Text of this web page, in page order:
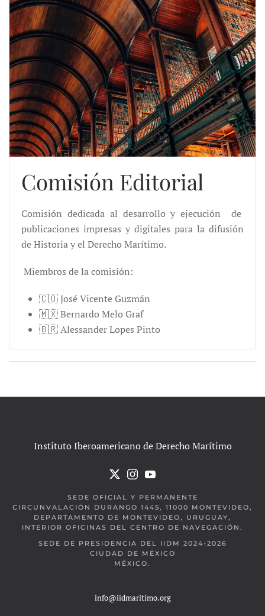
Comisión Editorial
Comisión dedicada al desarrollo y ejecución
de
publicaciones impresas y digitales para la difusión
de Historia y el Derecho Marítimo.
Miembros de la comisión:
🇨🇴 José Vicente Guzmán
🇲🇽 Bernardo Melo Graf
🇧🇷 Alessander Lopes Pinto
Instituto Iberoamericano de Derecho Marítimo
SEDE OFICIAL Y PERMANENTE
CIRCUNVALACIÓN DURANGO 1445, 11000 MONTEVIDEO,
DEPARTAMENTO DE MONTEVIDEO, URUGUAY,
INTERIOR OFICINAS DEL CENTRO DE NAVEGACIÓN.
SEDE DE PRESIDENCIA DEL IIDM 2024-2026
CIUDAD DE MÉXICO
MÉXICO.
info@iidmaritimo.org